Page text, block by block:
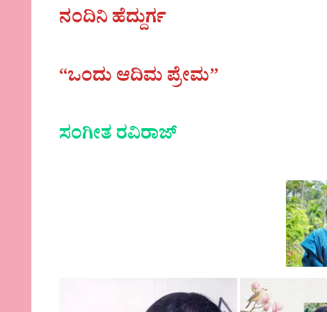
ನಂದಿನಿ ಹೆದ್ದುರ್ಗ
“ಒಂದು ಆದಿಮ ಪ್ರೇಮ”
ಸಂಗೀತ ರವಿರಾಜ್